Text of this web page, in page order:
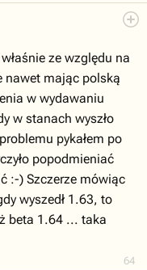
64
ze względu na
nawet mając polską
w wydawaniu
w stanach wyszło
pykałem po
popodmieniać
:-) Szczerze mówiąc
wyszedł 1.63, to
beta 1.64 ... taka